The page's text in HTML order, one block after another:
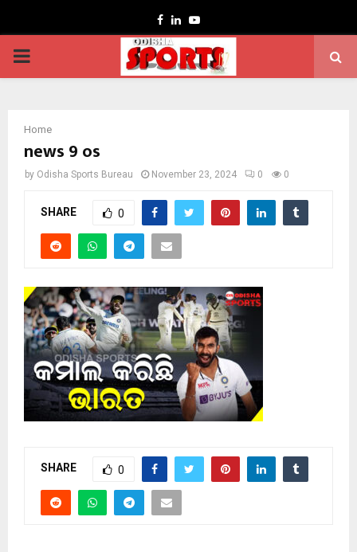
Facebook
LinkedinYoutube
PRIMARY
Home
news 9 os
by Odisha Sports Bureau November 23, 2024 0 0
SHARE 0
SHARE 0